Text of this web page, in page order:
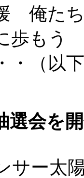
俺た
歩も
・（以
選会を
サー太